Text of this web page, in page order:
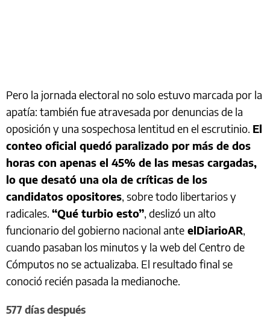
Pero la jornada electoral no solo estuvo marcada por la
apatía: también fue atravesada por denuncias de la
oposición y una sospechosa lentitud en el escrutinio. El
conteo oficial quedó paralizado por más de dos
horas con apenas el 45% de las mesas cargadas,
lo que desató una ola de críticas de los
candidatos opositores, sobre todo libertarios y
radicales. “Qué turbio esto”, deslizó un alto
funcionario del gobierno nacional ante elDiarioAR,
cuando pasaban los minutos y la web del Centro de
Cómputos no se actualizaba. El resultado final se
conoció recién pasada la medianoche.
577 días después